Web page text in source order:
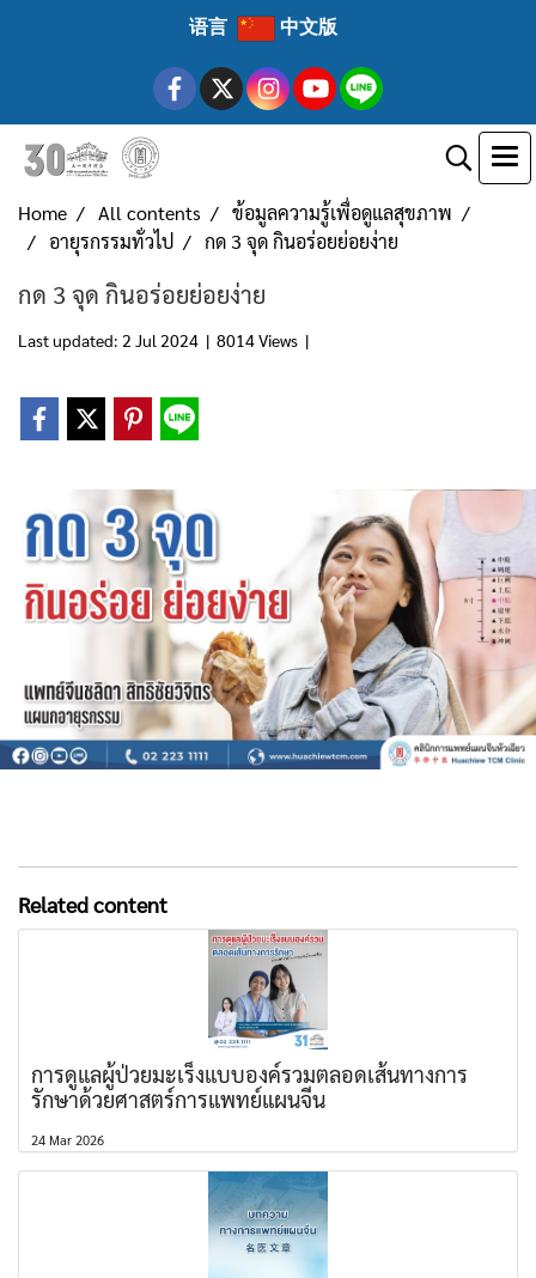
语言 中文版
Home All contents
ข้อมูลความรู้เพื่อดูแลสุขภาพ
อายุรกรรมทั่วไป
กด 3 จุด กินอร่อยย่อยง่าย
กด 3 จุด กินอร่อยย่อยง่าย
Last updated: 2 Jul 2024 | 8014 Views |
Related content
การดูแลผู้ป่วยมะเร็งแบบองค์รวมตลอดเส้นทางการ
รักษาด้วยศาสตร์การแพทย์แผนจีน
24 Mar 2026